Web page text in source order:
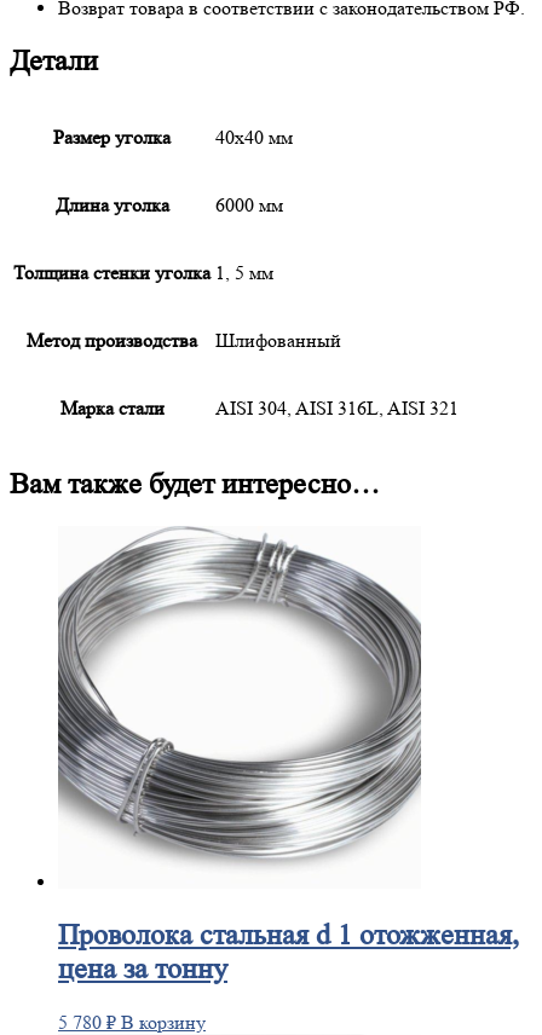
Возврат товара в соответствии с законодательством РФ.
Детали
Размер уголка 40х40 мм
Длина уголка 6000 мм
Толщина стенки уголка 1, 5 мм
Метод производства Шлифованный
Марка стали AISI 304, AISI 316L, AISI 321
Вам также будет интересно…
Проволокастальная d 1 отожженная,
цена за тонну
5 780 ₽ В корзину